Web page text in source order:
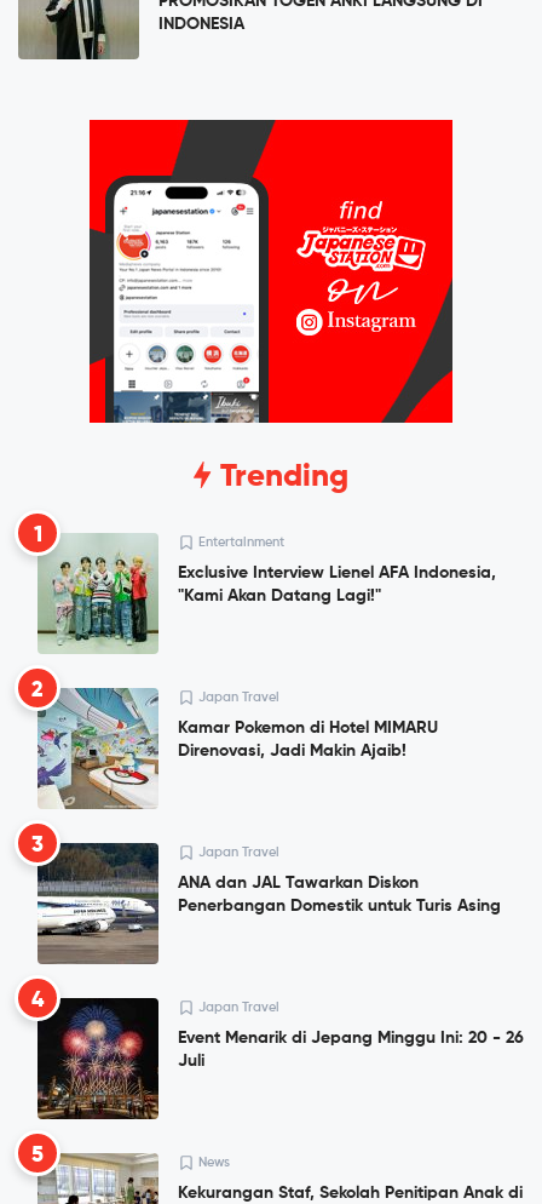
INDONESIA
Trending
1 Entertainment
Exclusive Interview Lienel AFA Indonesia,
"Kami Akan Datang Lagi!"
2 Japan Travel
Kamar Pokemon di Hotel MIMARU
Direnovasi, Jadi Makin Ajaib!
3 Japan Travel
ANA dan JAL Tawarkan Diskon
Penerbangan Domestik untuk Turis Asing
4 Japan Travel
Event Menarik di Jepang Minggu Ini: 20 - 26
Juli
5 News
Kekurangan Staf, Sekolah Penitipan Anak di